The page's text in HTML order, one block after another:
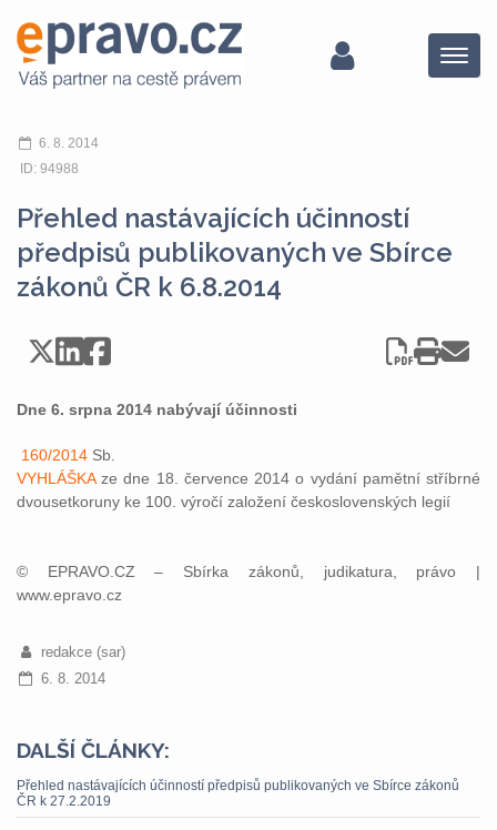
Menu
6. 8. 2014
ID: 94988
Přehled nastávajících účinností
předpisů publikovaných ve Sbírce
zákonů ČR k 6.8.2014
Dne 6. srpna 2014 nabývají účinnosti
160/2014 Sb.
VYHLÁŠKAze dne 18. července 2014 o vydání pamětní stříbrné
dvousetkoruny ke 100. výročí založení československých legií
© EPRAVO.CZ – Sbírka zákonů, judikatura, právo |
www.epravo.cz
redakce (sar)
6. 8. 2014
DALŠÍ ČLÁNKY:
Přehled nastávajících účinností předpisů publikovaných ve Sbírce zákonů
ČR k 27.2.2019